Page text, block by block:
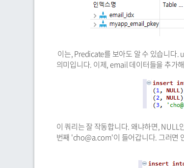
이는, Predicate를 보아도 알 수 있습니다
의미입니다. 이제, email 데이터들을 추가
이 쿼리는 잘 작동합니다. 왜냐하면,
번째 'cho@a.com'이 들어갑니다. 그러면